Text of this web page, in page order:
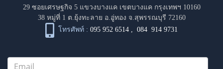
29 ซอยเศรษฐกิจ 5 แขวงบางแค เขตบางแค กรุงเทพฯ 10160
38 หมู่ที่ 1 ต.ยุ้งทะลาย อ.อู่ทอง จ.สุพรรณบุรี 72160
โทรศัพท์ : 095 952 6514 ,084 914 9731